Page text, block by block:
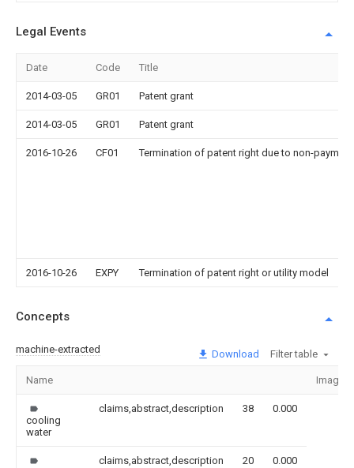
Legal Events
Date Code Title
2014-03-05 GR01 Patent grant
2014-03-05 GR01 Patent grant
2016-10-26 CF01 Termination of patent right due to non-
2016-10-26 EXPY Termination of patent right or utility model
Concepts
machine-extracted Download Filter table
Name Image
cooling
water
claims,abstract,description 38 0.000
claims,abstract,description 20 0.000